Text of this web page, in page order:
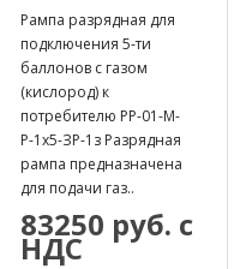
Рампа разрядная для
подключения 5-ти
баллонов с газом
(кислород) к
потребителю РР-01-М-
Р-1х5-ЗР-1з Разрядная
рампа предназначена
для подачи газ..
83250 руб. с
НДС